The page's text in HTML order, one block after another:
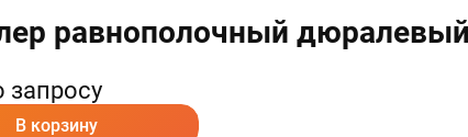
равнополочный
запросу
В корзину